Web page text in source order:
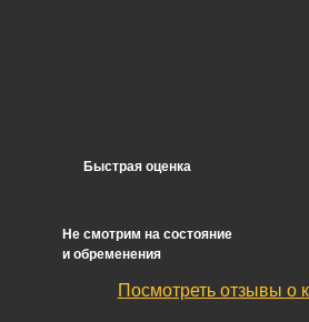
Быстрая оценка
Не смотрим на состояние
и обременения
Посмотреть отзывы о